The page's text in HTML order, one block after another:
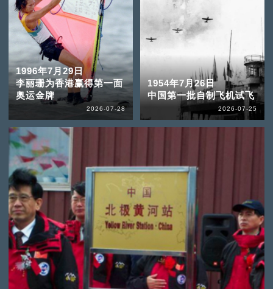
1996年7月29日
李丽珊为香港赢得第一面
奥运金牌
2026-07-28
1954年7月26日
中国第一批自制飞机试飞
2026-07-25